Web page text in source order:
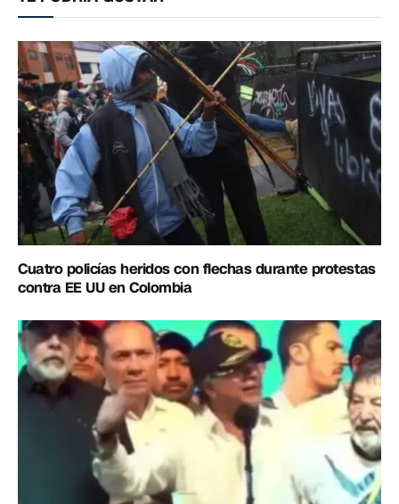
Cuatro policías heridos con flechas durante protestas
contra EE UU en Colombia